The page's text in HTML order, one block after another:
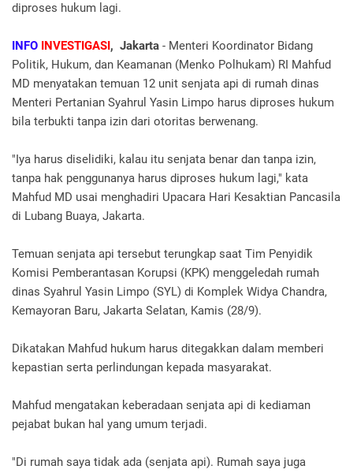
diproses hukum lagi.
INFO INVESTIGASI , Jakarta - Menteri Koordinator Bidang
Politik, Hukum, dan Keamanan (Menko Polhukam) RI Mahfud
MD menyatakan temuan 12 unit senjata api di rumah dinas
Menteri Pertanian Syahrul Yasin Limpo harus diproses hukum
bila terbukti tanpa izin dari otoritas berwenang.
"Iya harus diselidiki, kalau itu senjata benar dan tanpa izin,
tanpa hak penggunanya harus diproses hukum lagi," kata
Mahfud MD usai menghadiri Upacara Hari Kesaktian Pancasila
di Lubang Buaya, Jakarta.
Temuan senjata api tersebut terungkap saat Tim Penyidik
Komisi Pemberantasan Korupsi (KPK) menggeledah rumah
dinas Syahrul Yasin Limpo (SYL) di Komplek Widya Chandra,
Kemayoran Baru, Jakarta Selatan, Kamis (28/9).
Dikatakan Mahfud hukum harus ditegakkan dalam memberi
kepastian serta perlindungan kepada masyarakat.
Mahfud mengatakan keberadaan senjata api di kediaman
pejabat bukan hal yang umum terjadi.
"Di rumah saya tidak ada (senjata api). Rumah saya juga